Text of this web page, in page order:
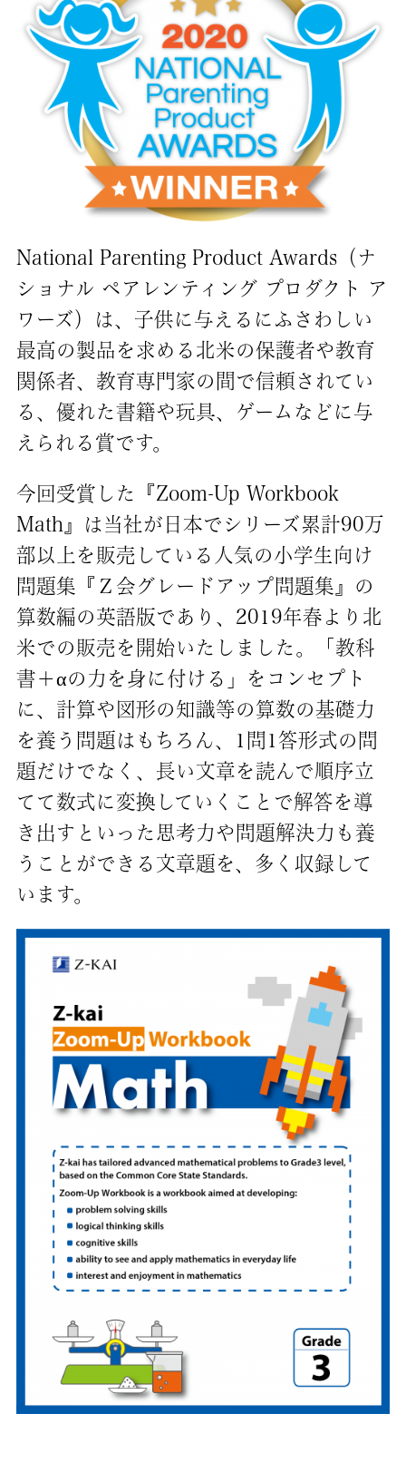
National Parenting Product Awards（ナ
ショナル ペアレンティング プロダクト ア
ワーズ）は、子供に与えるにふさわしい
最高の製品を求める北米の保護者や教育
関係者、教育専門家の間で信頼されてい
る、優れた書籍や玩具、ゲームなどに与
えられる賞です。
今回受賞した『Zoom-Up Workbook
Math』は当社が日本でシリーズ累計90万
部以上を販売している人気の小学生向け
問題集『Ｚ会グレードアップ問題集』の
算数編の英語版であり、2019年春より北
米での販売を開始いたしました。「教科
書＋αの力を身に付ける」をコンセプト
に、計算や図形の知識等の算数の基礎力
を養う問題はもちろん、1問1答形式の問
題だけでなく、長い文章を読んで順序立
てて数式に変換していくことで解答を導
き出すといった思考力や問題解決力も養
うことができる文章題を、多く収録して
います。